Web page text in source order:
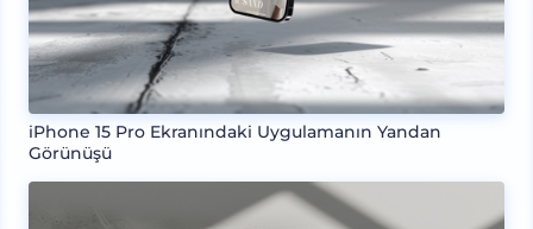
iPhone 15 Pro Ekranındaki Uygulamanın Yandan
Görünüşü